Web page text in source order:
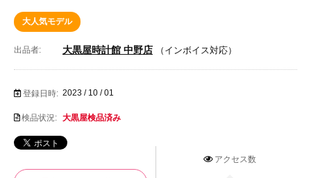
大人気モデル
出品者: 大黒屋時計館 中野店 （インボイス対応）
登録日時: 2023 / 10 / 01
検品状況: 大黒屋検品済み
アクセス数